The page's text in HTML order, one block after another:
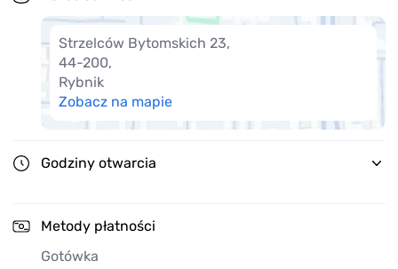
Strzelców Bytomskich 23,
44-200,
Rybnik
Zobacz na mapie
Godziny otwarcia
Metody płatności
Gotówka